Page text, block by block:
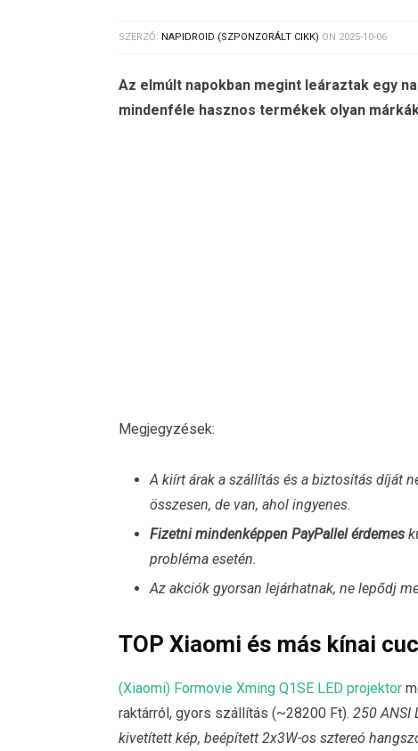
SZERZŐ: NAPIDROID (SZPONZORÁLT CIKK) ON 2025-10-06
Az elmúlt napokban megint leáraztak egy
mindenféle hasznos termékek olyan
Megjegyzések:
A kiírt árak a szállítás és a biztosítás díját
összesen, de van, ahol ingyenes.
Fizetni mindenképpen PayPallel érdemes
probléma esetén.
Az akciók gyorsan lejárhatnak, ne lepődj
TOP Xiaomi és más kínai
(Xiaomi) Formovie Xming Q1SE LED projektor
raktárról, gyors szállítás (~28200 Ft). 250 ANSI
kivetített kép, beépített 2x3W-os sztereó